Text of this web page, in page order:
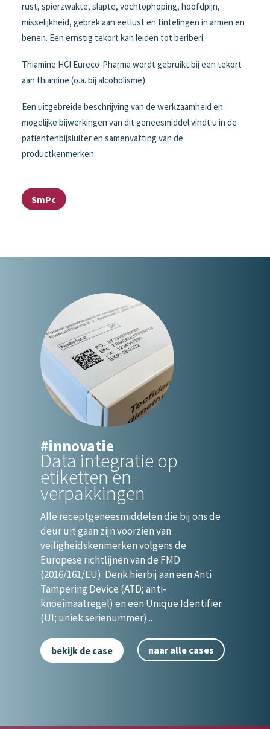
rust, spierzwakte, slapte, vochtophoping, hoofdpijn,
misselijkheid, gebrek aan eetlust en tintelingen in armen en
benen. Een ernstig tekort kan leiden tot beriberi.
Thiamine HCl Eureco-Pharma wordt gebruikt bij een tekort
aan thiamine (o.a. bij alcoholisme).
Een uitgebreide beschrijving van de werkzaamheid en
mogelijke bijwerkingen van dit geneesmiddel vindt u in de
patiëntenbijsluiter en samenvatting van de
productkenmerken.
SmPc
#innovatie
Data integratie op
etiketten en
verpakkingen
Alle receptgeneesmiddelen die bij ons de
deur uit gaan zijn voorzien van
veiligheidskenmerken volgens de
Europese richtlijnen van de FMD
(2016/161/EU). Denk hierbij aan een Anti
Tampering Device (ATD; anti-
knoeimaatregel) en een Unique Identifier
(UI; uniek serienummer)...
naar alle cases
bekijk de case